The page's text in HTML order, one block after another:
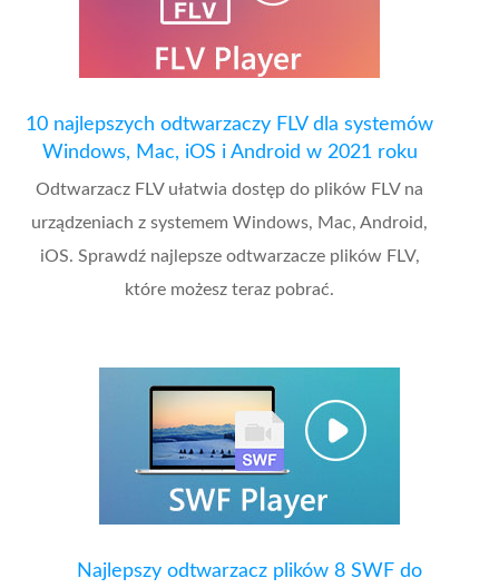
10 najlepszych odtwarzaczy FLV dla systemów
Windows, Mac, iOS i Android w 2021 roku
Odtwarzacz FLV ułatwia dostęp do plików FLV na
urządzeniach z systemem Windows, Mac, Android,
iOS. Sprawdź najlepsze odtwarzacze plików FLV,
które możesz teraz pobrać.
Najlepszy odtwarzacz plików 8 SWF do